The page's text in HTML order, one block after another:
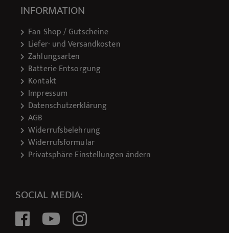
SOCIAL MEDIA:
INFORMATION
Fan Shop / Gutscheine
Liefer- und Versandkosten
Zahlungsarten
Batterie Entsorgung
Kontakt
Impressum
Datenschutzerklärung
AGB
Widerrufsbelehrung
Widerrufsformular
Privatsphäre Einstellungen ändern